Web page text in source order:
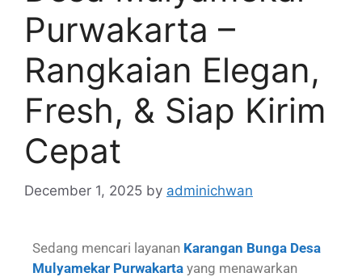
Purwakarta –
Rangkaian Elegan,
Fresh, & Siap Kirim
Cepat
December 1, 2025 by adminichwan
Sedang mencari layanan Karangan Bunga Desa
Mulyamekar Purwakarta yang menawarkan